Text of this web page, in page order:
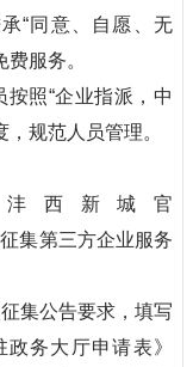
“同意、自愿、无
服务。
照“企业指派，中
规范人员管理。
西新城官
集第三方企业服务
集公告要求，填写
务大厅申请表》